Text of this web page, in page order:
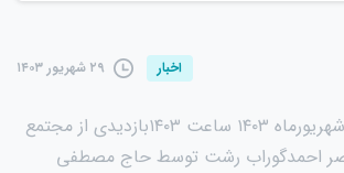
اخبار ۲۹ شهریور ۱۴۰۳
تاریخ چهارشنبه ۲۱ شهریورماه ۱۴۰۳ ساعت ۱۴۰۳بازدیدی از مجتمع
احمدگوراب رشت توسط حاج مصطفی